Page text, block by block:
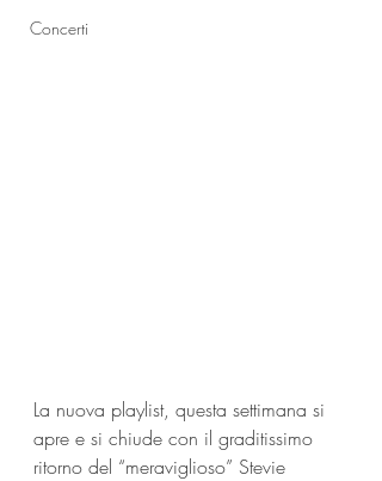
Concerti
La nuova playlist, questa settimana si
apre e si chiude con il graditissimo
ritorno del “meraviglioso” Stevie